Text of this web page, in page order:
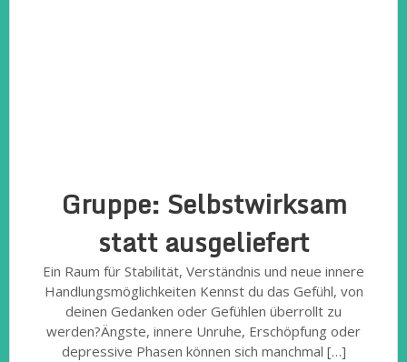
Gruppe: Selbstwirksam
statt ausgeliefert
Ein Raum für Stabilität, Verständnis und neue innere
Handlungsmöglichkeiten Kennst du das Gefühl, von
deinen Gedanken oder Gefühlen überrollt zu
werden?Ängste, innere Unruhe, Erschöpfung oder
depressive Phasen können sich manchmal […]